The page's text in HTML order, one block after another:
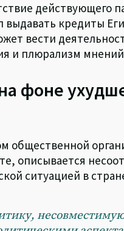
действующего
кредиты
вести
и плюрализм
фоне
общественной
описывается
ситуацией в